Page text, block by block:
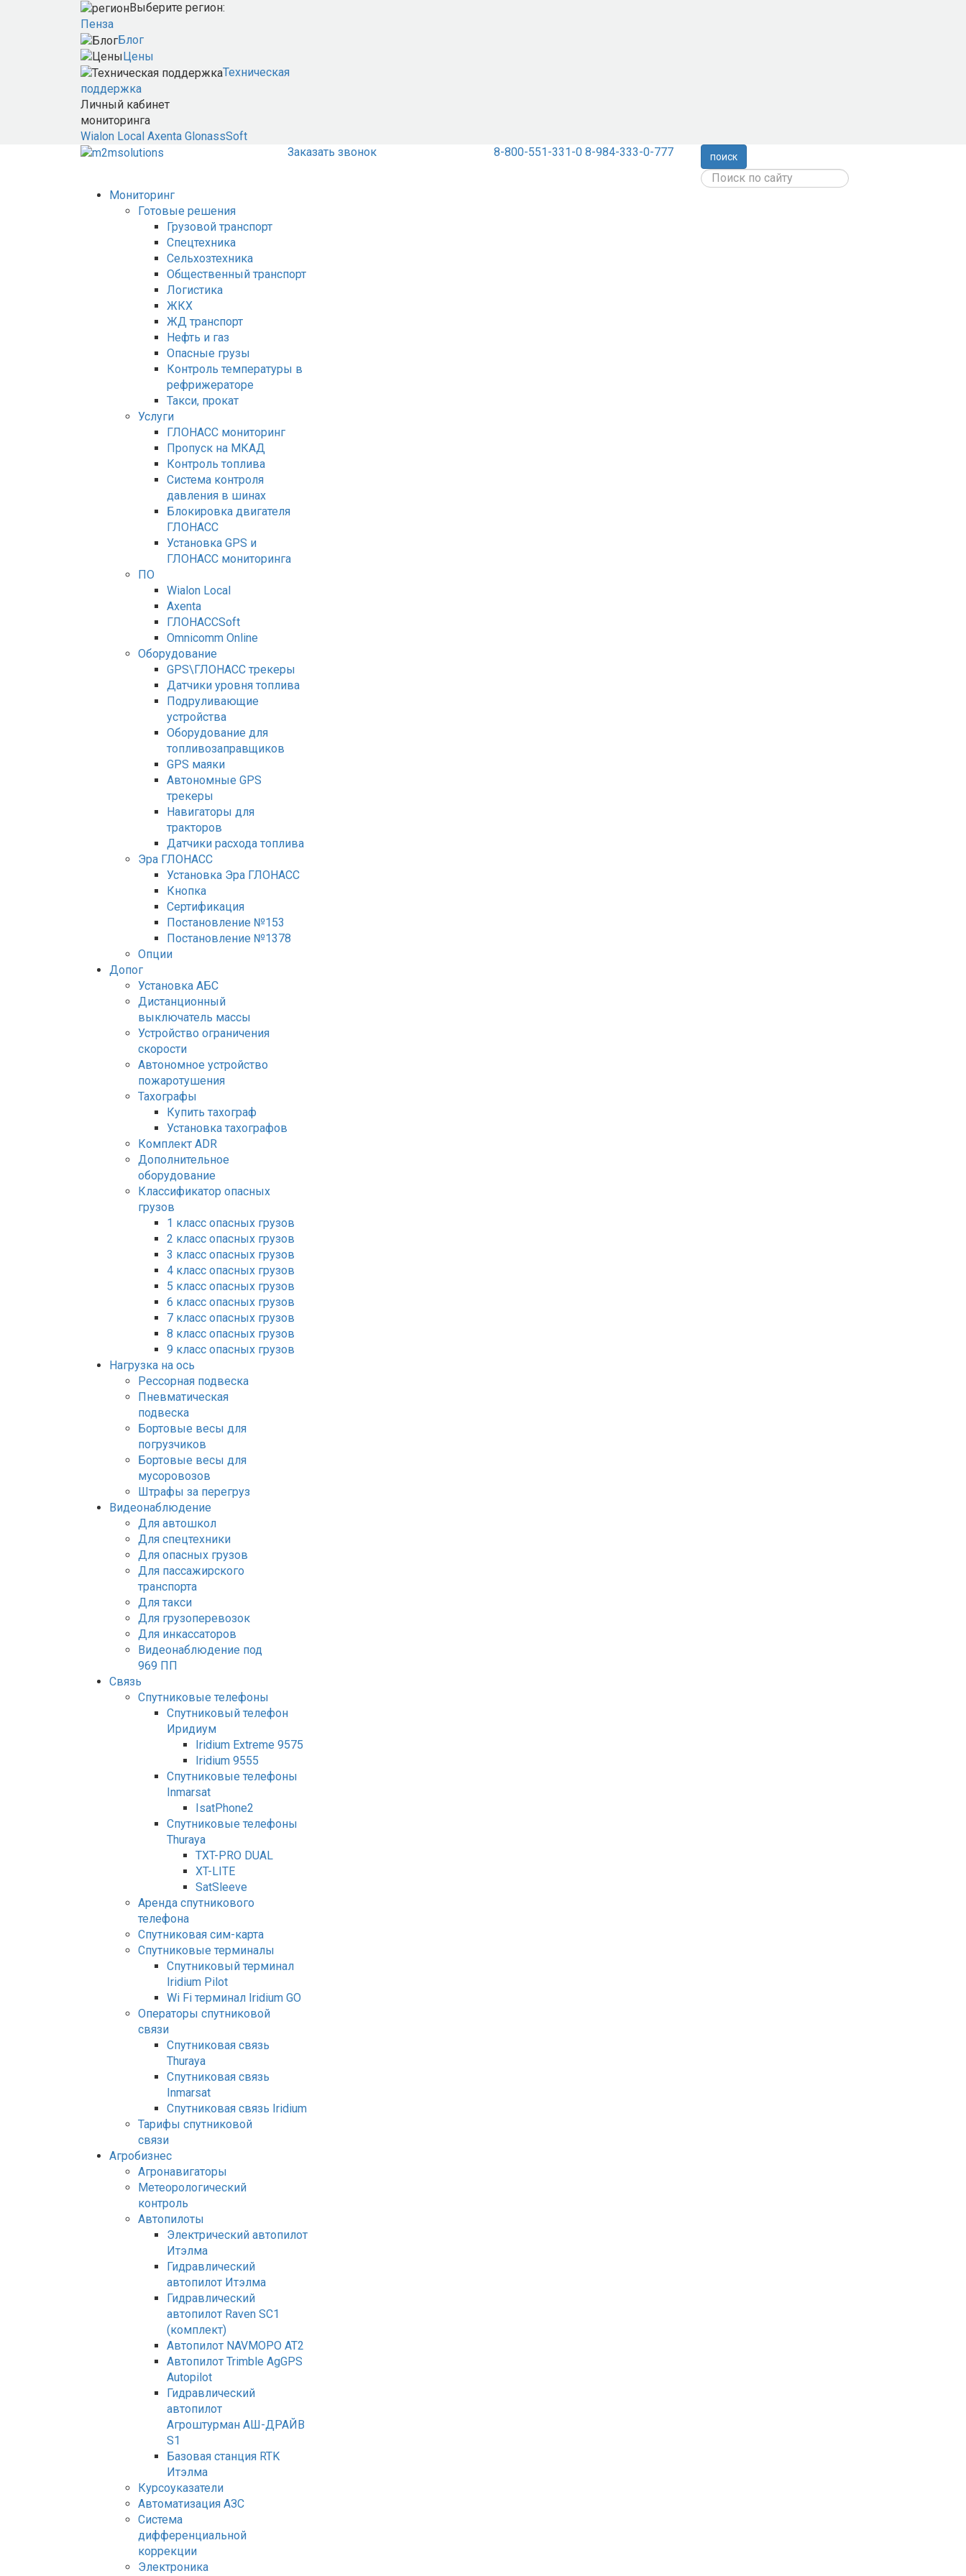
Выберите регион:
Пенза
Блог
Цены
Техническая
поддержка
Личный кабинет
мониторинга
Wialon Local Axenta GlonassSoft
Заказать звонок
8-800-551-331-0 8-984-333-0-777 поиск
Мониторинг
Готовые решения
Грузовой транспорт
Спецтехника
Сельхозтехника
Общественный транспорт
Логистика
ЖКХ
ЖД транспорт
Нефть и газ
Опасные грузы
Контроль температуры в
рефрижераторе
Такси, прокат
Услуги
ГЛОНАСС мониторинг
Пропуск на МКАД
Контроль топлива
Система контроля
давления в шинах
Блокировка двигателя
ГЛОНАСС
Установка GPS и
ГЛОНАСС мониторинга
ПО
Wialon Local
Axenta
ГЛОНАССSoft
Оmnicomm Оnline
Оборудование
GPS\ГЛОНАСС трекеры
Датчики уровня топлива
Подруливающие
устройства
Оборудование для
топливозаправщиков
GPS маяки
Автономные GPS
трекеры
Навигаторы для
тракторов
Датчики расхода топлива
Эра ГЛОНАСС
Установка Эра ГЛОНАСС
Кнопка
Сертификация
Постановление №153
Постановление №1378
Опции
Допог
Установка АБС
Дистанционный
выключатель массы
Устройство ограничения
скорости
Автономное устройство
пожаротушения
Тахографы
Купить тахограф
Установка тахографов
Комплект ADR
Дополнительное
оборудование
Классификатор опасных
грузов
1 класс опасных грузов
2 класс опасных грузов
3 класс опасных грузов
4 класс опасных грузов
5 класс опасных грузов
6 класс опасных грузов
7 класс опасных грузов
8 класс опасных грузов
9 класс опасных грузов
Нагрузка на ось
Рессорная подвеска
Пневматическая
подвеска
Бортовые весы для
погрузчиков
Бортовые весы для
мусоровозов
Штрафы за перегруз
Видеонаблюдение
Для автошкол
Для спецтехники
Для опасных грузов
Для пассажирского
транспорта
Для такси
Для грузоперевозок
Для инкассаторов
Видеонаблюдение под
969 ПП
Связь
Спутниковые телефоны
Спутниковый телефон
Иридиум
Iridium Extreme 9575
Iridium 9555
Спутниковые телефоны
Inmarsat
IsatPhone2
Спутниковые телефоны
Thuraya
TXT-PRO DUAL
XT-LITE
SatSleeve
Аренда спутникового
телефона
Спутниковая сим-карта
Спутниковые терминалы
Спутниковый терминал
Iridium Pilot
Wi Fi терминал Iridium GO
Операторы спутниковой
связи
Спутниковая связь
Thuraya
Спутниковая связь
Inmarsat
Спутниковая связь Iridium
Тарифы спутниковой
связи
Агробизнес
Агронавигаторы
Метеорологический
контроль
Автопилоты
Электрический автопилот
Итэлма
Гидравлический
автопилот Итэлма
Гидравлический
автопилот Raven SC1
(комплект)
Автопилот NAVMOPO AT2
Автопилот Trimble AgGPS
Autopilot
Гидравлический
автопилот
Агроштурман АШ-ДРАЙВ
S1
Базовая станция RTK
Итэлма
Курсоуказатели
Автоматизация АЗС
Система
дифференциальной
коррекции
Электроника